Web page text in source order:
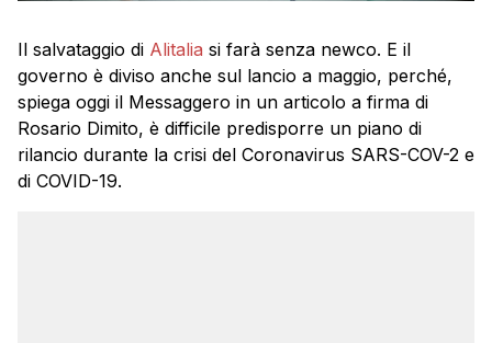
Il salvataggio di Alitalia si farà senza newco. E il
governo è diviso anche sul lancio a maggio, perché,
spiega oggi il Messaggero in un articolo a firma di
Rosario Dimito, è difficile predisporre un piano di
rilancio durante la crisi del Coronavirus SARS-COV-2 e
di COVID-19.